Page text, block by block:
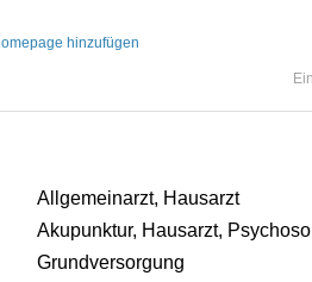
hinzufügen
Allgemeinarzt, Hausarzt
Akupunktur, Hausarzt,
Grundversorgung